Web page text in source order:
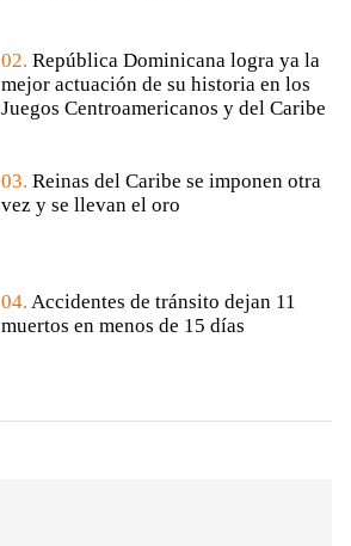
02. República Dominicana logra ya la
mejor actuación de su historia en los
Juegos Centroamericanos y del Caribe
03. Reinas del Caribe se imponen otra
vez y se llevan el oro
04. Accidentes de tránsito dejan 11
muertos en menos de 15 días